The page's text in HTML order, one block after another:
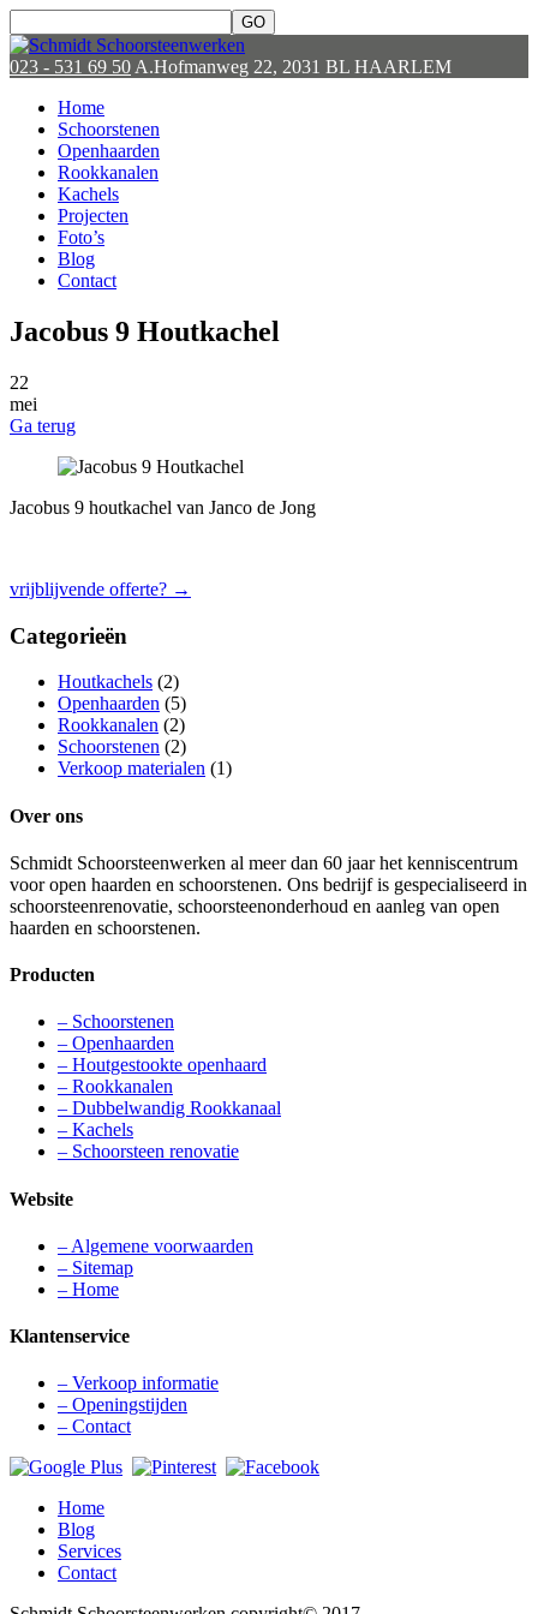
023 - 531 69 50 A.Hofmanweg 22, 2031 BL HAARLEM
Home
Schoorstenen
Openhaarden
Rookkanalen
Kachels
Projecten
Foto’s
Blog
Contact
Jacobus 9 Houtkachel
22
mei
Ga terug
Jacobus 9 houtkachel van Janco de Jong
vrijblijvende offerte? →
Categorieën
Houtkachels (2)
Openhaarden (5)
Rookkanalen (2)
Schoorstenen (2)
Verkoop materialen (1)
Over ons
Schmidt Schoorsteenwerken al meer dan 60 jaar het kenniscentrum
voor open haarden en schoorstenen. Ons bedrijf is gespecialiseerd in
schoorsteenrenovatie, schoorsteenonderhoud en aanleg van open
haarden en schoorstenen.
Producten
– Schoorstenen
– Openhaarden
– Houtgestookte openhaard
– Rookkanalen
– Dubbelwandig Rookkanaal
– Kachels
– Schoorsteen renovatie
Website
– Algemene voorwaarden
– Sitemap
– Home
Klantenservice
– Verkoop informatie
– Openingstijden
– Contact
Home
Blog
Services
Contact